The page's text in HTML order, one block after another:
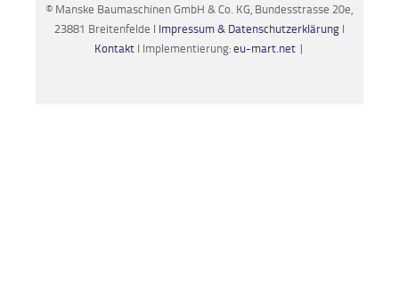
© Manske Baumaschinen GmbH & Co. KG, Bundesstrasse 20e,
23881 Breitenfelde I Impressum & Datenschutzerklärung I
Kontakt I Implementierung:eu-mart.net |